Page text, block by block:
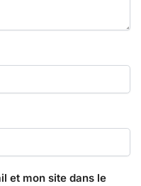
et mon site dans le